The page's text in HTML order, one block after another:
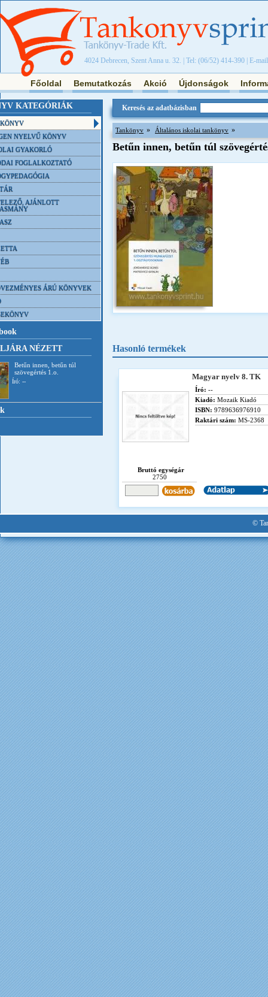
4024 Debrecen, Szent Anna u. 32. | Tel: (06/52) 414-390 | E-
Főoldal Bemutatkozás Akció Újdonságok
KATEGÓRIÁK
NYELVŰ KÖNYV
GYAKORLÓ
FOGLALKOZTATÓ
AJÁNLOTT
ÁRÚ KÖNYVEK
NÉZETT
Betűn innen, betűn túl
szövegértés 1.o.
Író: --
Keresés az adatbázisban
Tankönyv » Általános iskolai tankönyv »
Betűn innen, betűn túl
Hasonló termékek
Magyar nyelv 8. TK
Író: --
Kiadó: Mozaik Kiadó
ISBN: 9789636976910
Raktári szám: MS-2368
Bruttó egységár
2750
©